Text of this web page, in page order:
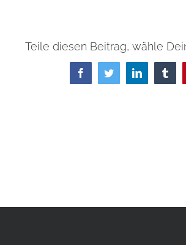
Teile diesen Beitrag, wähle
FacebookTwitterLinkedIn